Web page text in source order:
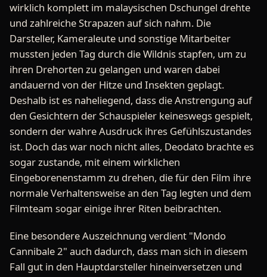
wirklich komplett im malaysischen Dschungel drehte
und zahlreiche Strapazen auf sich nahm. Die
Darsteller, Kameraleute und sonstige Mitarbeiter
mussten jeden Tag durch die Wildnis stapfen, um zu
ihren Drehorten zu gelangen und waren dabei
andauernd von der Hitze und Insekten geplagt.
Deshalb ist es naheliegend, dass die Anstrengung auf
den Gesichtern der Schauspieler keineswegs gespielt,
sondern der wahre Ausdruck ihres Gefühlszustandes
ist. Doch das war noch nicht alles, Deodato brachte es
sogar zustande, mit einem wirklichen
Eingeborenenstamm zu drehen, die für den Film ihre
normale Verhaltensweise an den Tag legten und dem
Filmteam sogar einige ihrer Riten beibrachten.
Eine besondere Auszeichnung verdient "Mondo
Cannibale 2" auch dadurch, dass man sich in diesem
Fall gut in den Hauptdarsteller hineinversetzen und